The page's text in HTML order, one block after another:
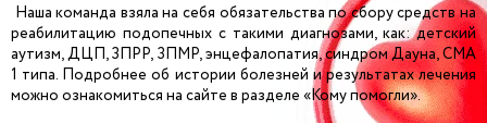
Наша команда взяла на себя обязательства по сбору средств на
реабилитацию подопечных с такими диагнозами, как: детский
аутизм, ДЦП, ЗПРР, ЗПМР, энцефалопатия, синдром Дауна, СМА
1 типа. Подробнее об истории болезней и результатах лечения
можно ознакомиться на сайте в разделе «Кому помогли».